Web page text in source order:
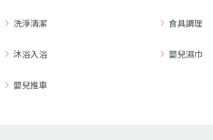
洗淨清潔 食具調理
沐浴入浴 嬰兒濕巾
嬰兒推車